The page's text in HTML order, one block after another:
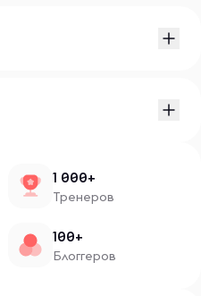
1 000+
Тренеров
100+
Блоггеров